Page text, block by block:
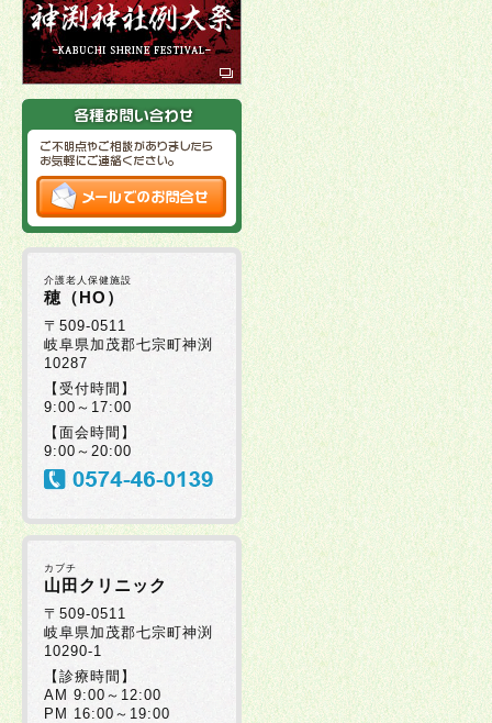
介護老人保健施設
穂（HO）
〒509-0511
岐阜県加茂郡七宗町神渕
10287
【受付時間】
9:00～17:00
【面会時間】
9:00～20:00
カブチ
山田クリニック
〒509-0511
岐阜県加茂郡七宗町神渕
10290-1
【診療時間】
AM 9:00～12:00
PM 16:00～19:00